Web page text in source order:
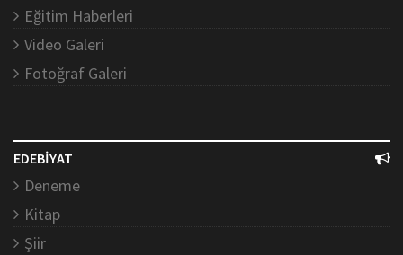
Eğitim Haberleri
Video Galeri
Fotoğraf Galeri
EDEBİYAT
Deneme
Kitap
Şiir